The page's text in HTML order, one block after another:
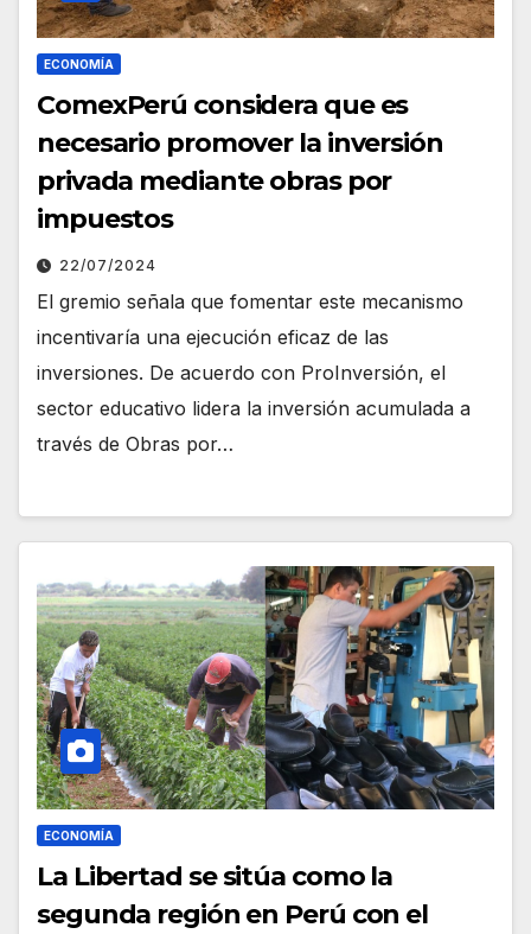
ECONOMÍA
ComexPerú considera que es
necesario promover la inversión
privada mediante obras por
impuestos
22/07/2024
El gremio señala que fomentar este mecanismo
incentivaría una ejecución eficaz de las
inversiones. De acuerdo con ProInversión, el
sector educativo lidera la inversión acumulada a
través de Obras por…
ECONOMÍA
La Libertad se sitúa como la
segunda región en Perú con el